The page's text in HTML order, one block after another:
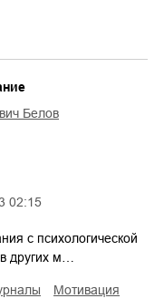
02:15
Белов
с психологической
других м…
мотивация